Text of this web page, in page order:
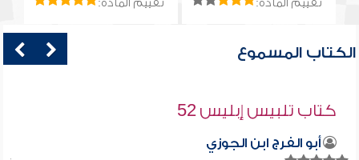
تقييم المادة: تقييم المادة:
الكتاب المسموع
كتاب تلبيس إبليس 52
أبو الفرج ابن الجوزي